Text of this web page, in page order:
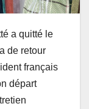
a quitté le
de retour
français
départ